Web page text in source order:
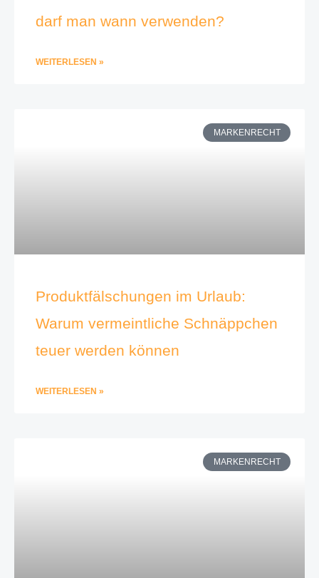
darf man wann verwenden?
WEITERLESEN »
MARKENRECHT
Produktfälschungen im Urlaub:
Warum vermeintliche Schnäppchen
teuer werden können
WEITERLESEN »
MARKENRECHT